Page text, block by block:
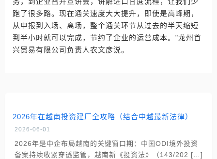
跑了很多路。现在通关速度大大提升，即使是高峰期，
从申报到入场、离场，整个通关环节从过去的半天缩短
到半小时就可以完成，节约了企业的运营成本。”龙州首
兴贸易有限公司负责人农文彦说。
2026年在越南投资建厂全攻略（结合中越最新法律）
2026-06-01
2026年是中企布局越南的关键窗口期：中国ODI境外投资
备案持续收紧穿透监管，越南新《投资法》（143/202 […]